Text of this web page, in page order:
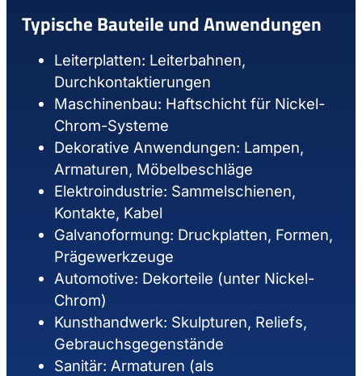
Typische Bauteile und Anwendungen
Leiterplatten: Leiterbahnen,
Durchkontaktierungen
Maschinenbau: Haftschicht für Nickel-
Chrom-Systeme
Dekorative Anwendungen: Lampen,
Armaturen, Möbelbeschläge
Elektroindustrie: Sammelschienen,
Kontakte, Kabel
Galvanoformung: Druckplatten, Formen,
Prägewerkzeuge
Automotive: Dekorteile (unter Nickel-
Chrom)
Kunsthandwerk: Skulpturen, Reliefs,
Gebrauchsgegenstände
Sanitär: Armaturen (als